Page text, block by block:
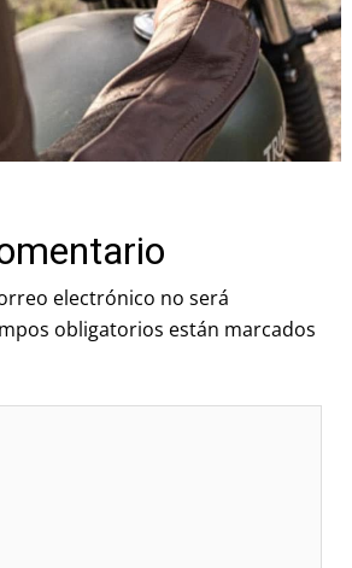
electrónico no será
obligatorios están marcados